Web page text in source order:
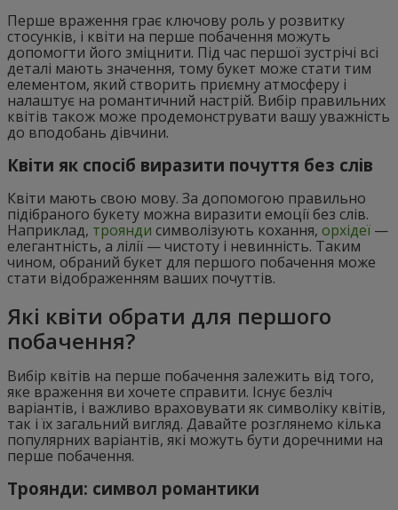
Перше враження грає ключову роль у розвитку
стосунків, і квіти на перше побачення можуть
допомогти його зміцнити. Під час першої зустрічі всі
деталі мають значення, тому букет може стати тим
елементом, який створить приємну атмосферу і
налаштує на романтичний настрій. Вибір правильних
квітів також може продемонструвати вашу уважність
до вподобань дівчини.
Квіти як спосіб виразити почуття без слів
Квіти мають свою мову. За допомогою правильно
підібраного букету можна виразити емоції без слів.
Наприклад, троянди символізують кохання, орхідеї —
елегантність, а лілії — чистоту і невинність. Таким
чином, обраний букет для першого побачення може
стати відображенням ваших почуттів.
Які квіти обрати для першого
побачення?
Вибір квітів на перше побачення залежить від того,
яке враження ви хочете справити. Існує безліч
варіантів, і важливо враховувати як символіку квітів,
так і їх загальний вигляд. Давайте розглянемо кілька
популярних варіантів, які можуть бути доречними на
перше побачення.
Троянди: символ романтики